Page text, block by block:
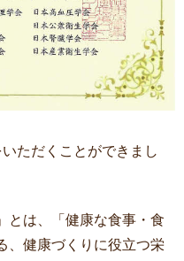
ただくことができまし
とは、「健康な食事・食
、健康づくりに役立つ栄